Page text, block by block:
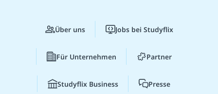
Über uns Jobs bei Studyflix
Für Unternehmen Partner
Studyflix Business Presse